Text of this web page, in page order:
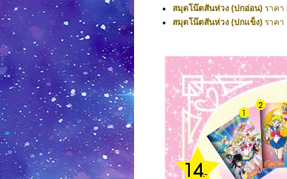
สมุดโน๊ตสันห่วง (ปกอ่อน) ราคา
สมุดโน๊ตสันห่วง (ปกแข็ง) ราคา